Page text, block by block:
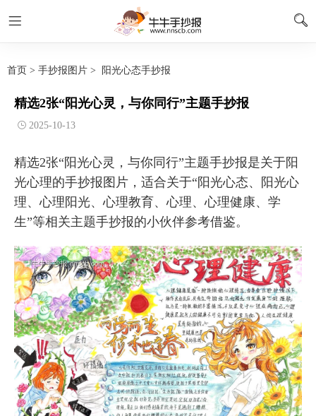
首页 > 手抄报图片 > 阳光心态手抄报
精选2张“阳光心灵，与你同行”主题手抄报
2025-10-13
精选2张“阳光心灵，与你同行”主题手抄报是关于阳
光心理的手抄报图片，适合关于“阳光心态、阳光心
理、心理阳光、心理教育、心理、心理健康、学
生”等相关主题手抄报的小伙伴参考借鉴。